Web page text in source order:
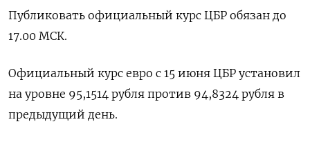
Публиковать официальный курс ЦБР обязан до
17.00 МСК.
Официальный курс евро с 15 июня ЦБР установил
на уровне 95,1514 рубля против 94,8324 рубля в
предыдущий день.